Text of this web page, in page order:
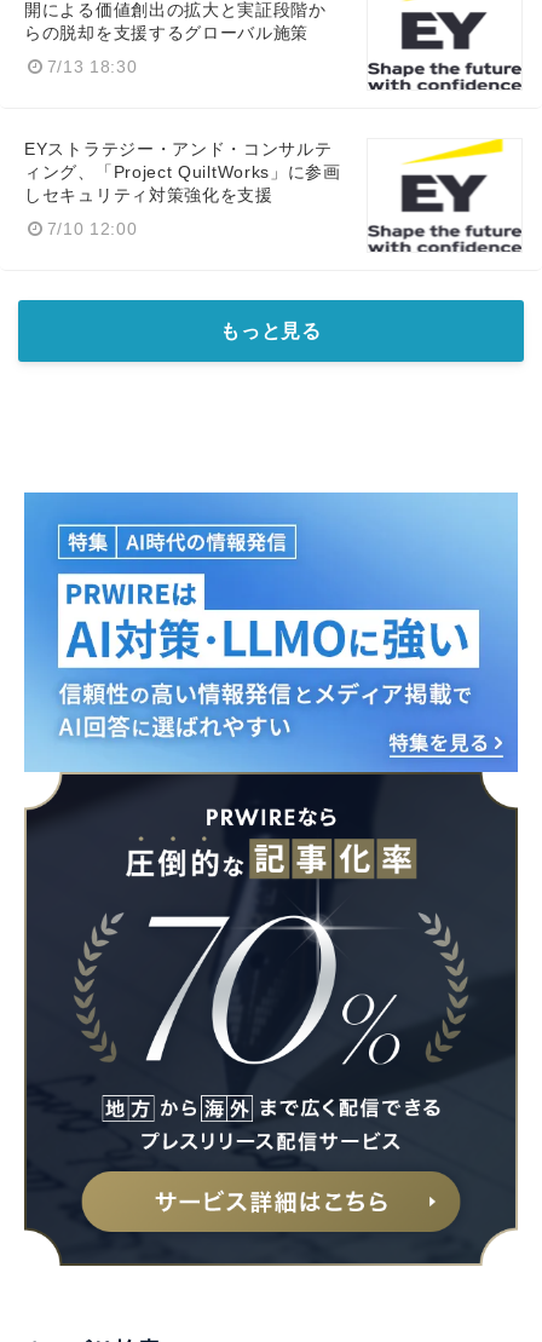
開による価値創出の拡大と実証段階か
らの脱却を支援するグローバル施策
7/13 18:30
EYストラテジー・アンド・コンサルテ
ィング、「Project QuiltWorks」に参画
しセキュリティ対策強化を支援
7/10 12:00
もっと見る